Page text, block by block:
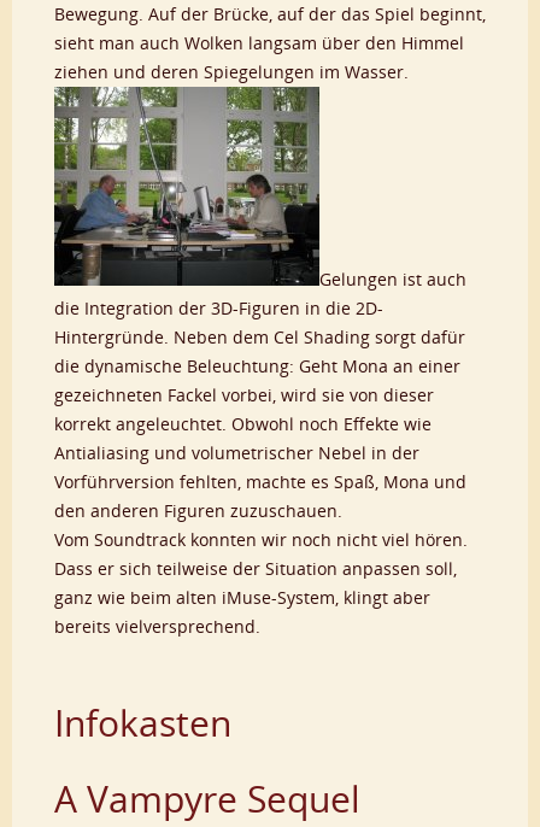
Bewegung. Auf der Brücke, auf der das Spiel beginnt,
sieht man auch Wolken langsam über den Himmel
ziehen und deren Spiegelungen im Wasser.
Gelungen ist auch
die Integration der 3D-Figuren in die 2D-
Hintergründe. Neben dem Cel Shading sorgt dafür
die dynamische Beleuchtung: Geht Mona an einer
gezeichneten Fackel vorbei, wird sie von dieser
korrekt angeleuchtet. Obwohl noch Effekte wie
Antialiasing und volumetrischer Nebel in der
Vorführversion fehlten, machte es Spaß, Mona und
den anderen Figuren zuzuschauen.
Vom Soundtrack konnten wir noch nicht viel hören.
Dass er sich teilweise der Situation anpassen soll,
ganz wie beim alten iMuse-System, klingt aber
bereits vielversprechend.
Infokasten
A Vampyre Sequel